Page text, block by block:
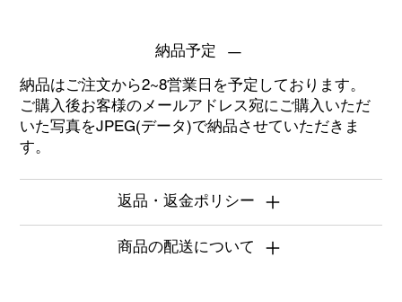
納品予定
納品はご注文から2~8営業日を予定しております。
ご購入後お客様のメールアドレス宛にご購入いただ
いた写真をJPEG(データ)で納品させていただきま
す。
返品・返金ポリシー
商品の配送について